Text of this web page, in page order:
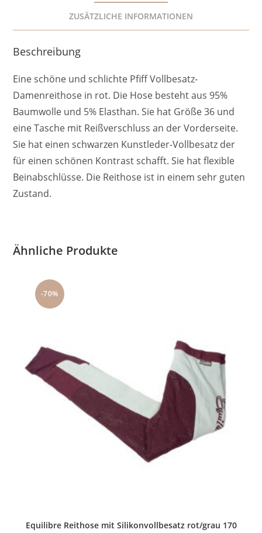
ZUSÄTZLICHE INFORMATIONEN
Beschreibung
Eine schöne und schlichte Pfiff Vollbesatz-
Damenreithose in rot. Die Hose besteht aus 95%
Baumwolle und 5% Elasthan. Sie hat Größe 36 und
eine Tasche mit Reißverschluss an der Vorderseite.
Sie hat einen schwarzen Kunstleder-Vollbesatz der
für einen schönen Kontrast schafft. Sie hat flexible
Beinabschlüsse. Die Reithose ist in einem sehr guten
Zustand.
Ähnliche Produkte
-70%
Equilibre Reithose mit Silikonvollbesatz rot/grau 170